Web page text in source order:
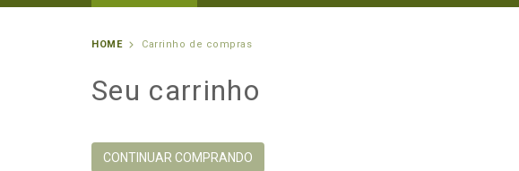
HOME Carrinho de compras
Seu carrinho
CONTINUAR COMPRANDO